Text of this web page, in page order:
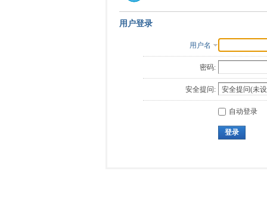
用户登录
用户名
密码:
安全提问:
自动登录
登录